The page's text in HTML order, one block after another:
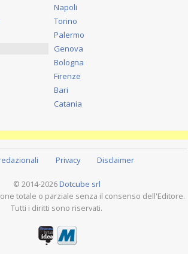
Napoli
Torino
Palermo
Genova
Bologna
Firenze
Bari
Catania
Privacy Disclaimer
© 2014-2026 Dotcube srl
totale o parziale senza il consenso dell'Editore.
Tutti i diritti sono riservati.